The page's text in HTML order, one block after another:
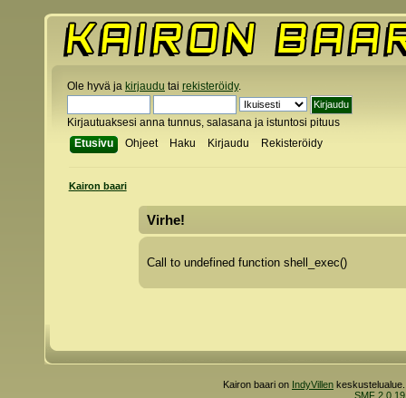
Ole hyvä ja kirjaudu tai rekisteröidy.
Kirjautuaksesi anna tunnus, salasana ja istuntosi pituus
Etusivu
Ohjeet Haku Kirjaudu Rekisteröidy
Kairon baari
Virhe!
Call to undefined function shell_exec()
Kairon baari on IndyVillen
SMF 2.0.19